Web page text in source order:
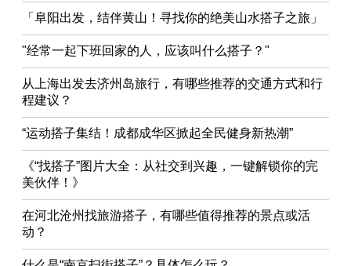
「阜阳出发，结伴黄山！寻找你的绝美山水搭子之旅」
"经常一起下班回家的人，应该叫什么搭子？"
从上海出发去济州岛旅行，有哪些推荐的交通方式和行
程建议？
“运动搭子集结！成都成华区掀起全民健身新热潮”
《“找搭子”图片大全：从社交到兴趣，一键解锁你的完
美伙伴！》
在河北沧州找旅游搭子，有哪些值得推荐的景点或活
动？